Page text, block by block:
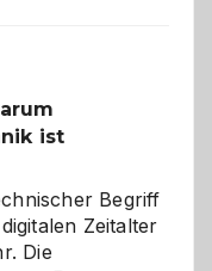
ist
Begriff
Zeitalter
Die